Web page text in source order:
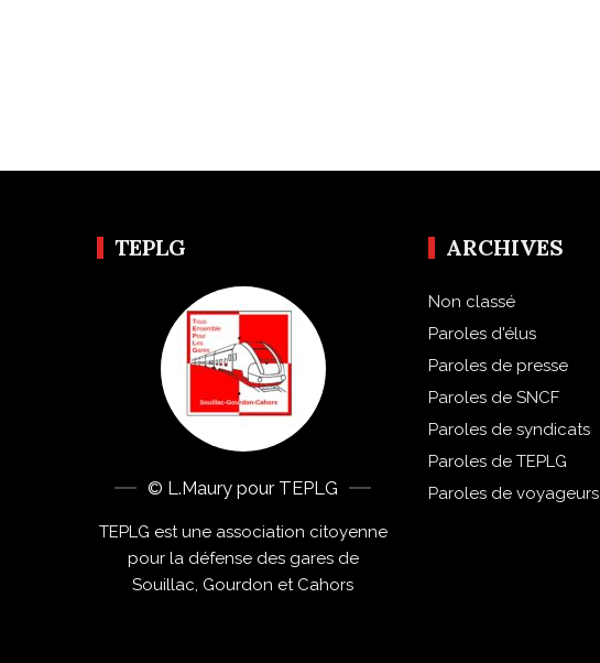
TEPLG
© L.Maury pour TEPLG
TEPLG est une association citoyenne
pour la défense des gares de
Souillac, Gourdon et Cahors
ARCHIVES
Non classé
Paroles d'élus
Paroles de presse
Paroles de SNCF
Paroles de syndicats
Paroles de TEPLG
Paroles de voyageurs